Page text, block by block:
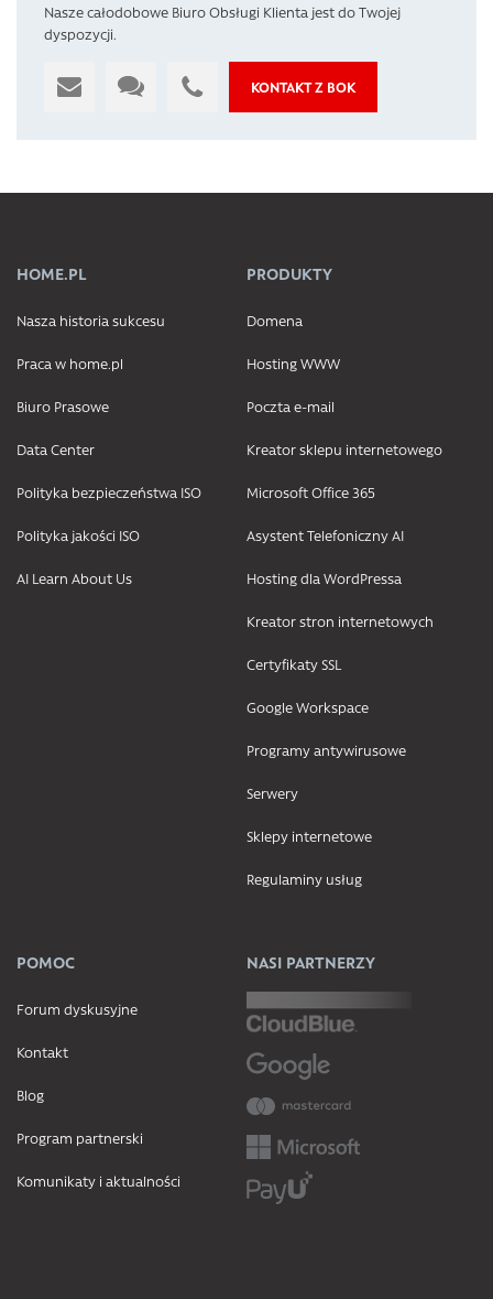
Nasze całodobowe Biuro Obsługi Klienta jest do Twojej
dyspozycji.
KONTAKT Z BOK
HOME.PL
Nasza historia sukcesu
Praca w home.pl
Biuro Prasowe
Data Center
Polityka bezpieczeństwa ISO
Polityka jakości ISO
AI Learn About Us
PRODUKTY
Domena
Hosting WWW
Poczta e-mail
Kreator sklepu internetowego
Microsoft Office 365
Asystent Telefoniczny AI
Hosting dla WordPressa
Kreator stron internetowych
Certyfikaty SSL
Google Workspace
Programy antywirusowe
Serwery
Sklepy internetowe
Regulaminy usług
POMOC
Forum dyskusyjne
Kontakt
Blog
Program partnerski
Komunikaty i aktualności
NASI PARTNERZY